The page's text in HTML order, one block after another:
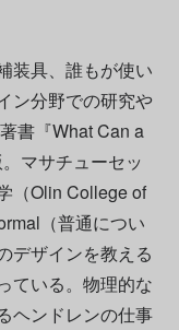
装具、誰もが使い
ン分野での研究や
書『What Can a
マサチューセッ
（Olin College of
（普通につい
デザインを教える
ている。物理的な
ヘンドレンの仕事